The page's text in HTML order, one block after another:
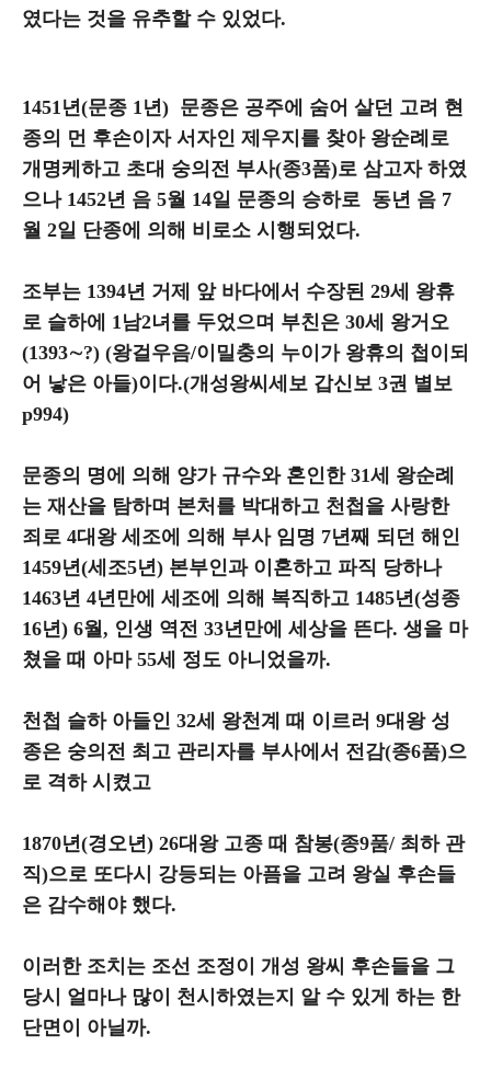
였다는 것을 유추할 수 있었다.
1451년(문종 1년) 문종은 공주에 숨어 살던 고려 현
종의 먼 후손이자 서자인 제우지를 찾아 왕순례로
개명케하고 초대 숭의전 부사(종3품)로 삼고자 하였
으나 1452년 음 5월 14일 문종의 승하로 동년 음 7
월 2일 단종에 의해 비로소 시행되었다.
조부는 1394년 거제 앞 바다에서 수장된 29세 왕휴
로 슬하에 1남2녀를 두었으며 부친은 30세 왕거오
(1393∼?) (왕걸우음/이밀충의 누이가 왕휴의 첩이되
어 낳은 아들)이다.(개성왕씨세보 갑신보 3권 별보
p994)
문종의 명에 의해 양가 규수와 혼인한 31세 왕순례
는 재산을 탐하며 본처를 박대하고 천첩을 사랑한
죄로 4대왕 세조에 의해 부사 임명 7년째 되던 해인
1459년(세조5년) 본부인과 이혼하고 파직 당하나
1463년 4년만에 세조에 의해 복직하고 1485년(성종
16년) 6월, 인생 역전 33년만에 세상을 뜬다. 생을 마
쳤을 때 아마 55세 정도 아니었을까.
천첩 슬하 아들인 32세 왕천계 때 이르러 9대왕 성
종은 숭의전 최고 관리자를 부사에서 전감(종6품)으
로 격하 시켰고
1870년(경오년) 26대왕 고종 때 참봉(종9품/ 최하 관
직)으로 또다시 강등되는 아픔을 고려 왕실 후손들
은 감수해야 했다.
이러한 조치는 조선 조정이 개성 왕씨 후손들을 그
당시 얼마나 많이 천시하였는지 알 수 있게 하는 한
단면이 아닐까.